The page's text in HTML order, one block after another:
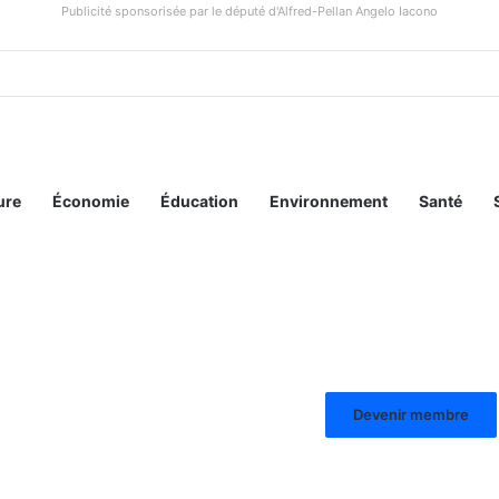
Publicité sponsorisée par le député d'Alfred-Pellan Angelo Iacono
Économie Éducation Environnement Santé
Devenir membre